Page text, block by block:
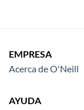
EMPRESA
Acerca de O'Neill
AYUDA